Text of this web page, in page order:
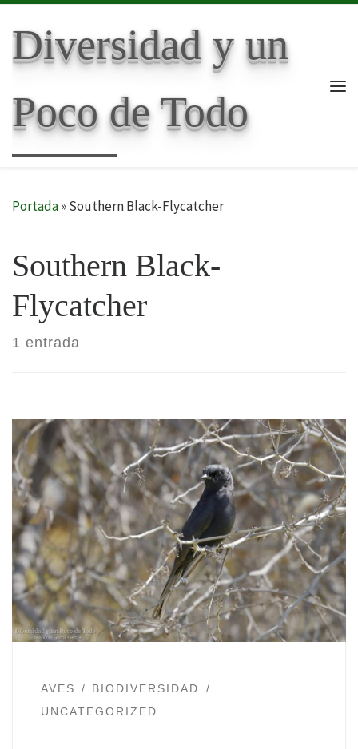
Diversidad y un
Poco de Todo
Portada»Southern Black-Flycatcher
Southern Black-
Flycatcher
1 entrada
AVES
BIODIVERSIDAD
UNCATEGORIZED